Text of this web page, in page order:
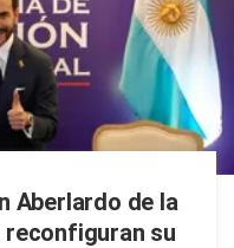
Aberlardo de la
reconfiguran su